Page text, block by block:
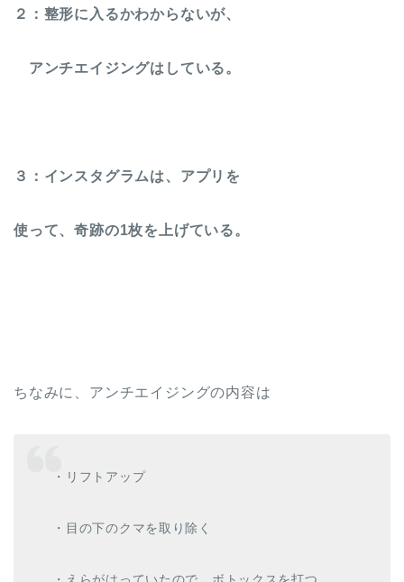
２：整形に入るかわからないが、
アンチエイジングはしている。
３：インスタグラムは、アプリを
使って、奇跡の1枚を上げている。
ちなみに、アンチエイジングの内容は
・リフトアップ
・目の下のクマを取り除く